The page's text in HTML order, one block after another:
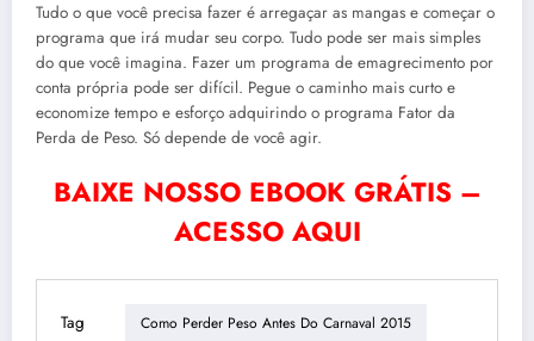
Tudo o que você precisa fazer é arregaçar as mangas e começar o
programa que irá mudar seu corpo. Tudo pode ser mais simples
do que você imagina. Fazer um programa de emagrecimento por
conta própria pode ser difícil. Pegue o caminho mais curto e
economize tempo e esforço adquirindo o programa Fator da
Perda de Peso. Só depende de você agir.
BAIXE NOSSO EBOOK GRÁTIS –
ACESSO AQUI
Tag Como Perder Peso Antes Do Carnaval 2015